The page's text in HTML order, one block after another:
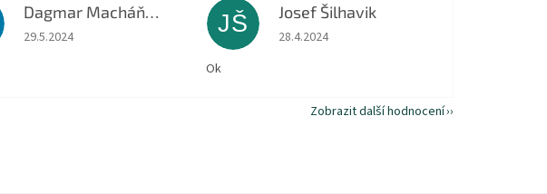
Dagmar Macháňová
Hodnocení obchodu je 5 z 5 hvězdiček.
29.5.2024 JŠ Josef Šilhavik
Hodnocení obchodu je 5 z 5 hvězdiček.
28.4.2024
Ok
Zobrazit další hodnocení